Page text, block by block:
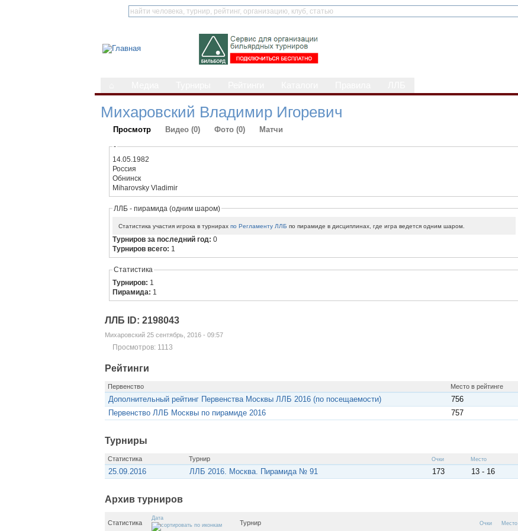
Михаровский Владимир Игоревич
Просмотр Видео (0) Фото (0) Матчи
-
14.05.1982
Россия
Обнинск
Miharovsky Vladimir
ЛЛБ - пирамида (одним шаром)
Статистика участия игрока в турнирахпо Регламенту ЛЛБ по пирамиде в дисциплинах, где игра ведется одним шаром.
Турниров за последний год:0
Турниров всего: 1
Статистика
Турниров: 1
Пирамида: 1
ЛЛБ ID: 2198043
Михаровский 25 сентябрь, 2016 - 09:57
Просмотров: 1113
Рейтинги
Первенство Место в рейтинге
Дополнительный рейтинг Первенства Москвы ЛЛБ 2016 (по посещаемости)
756
Первенство ЛЛБ Москвы по пирамиде 2016
757
Турниры
Статистика Турнир Очки Место
25.09.2016 ЛЛБ 2016. Москва. Пирамида № 91 173 13 - 16
Архив турниров
Статистика
Дата
Турнир Очки Место